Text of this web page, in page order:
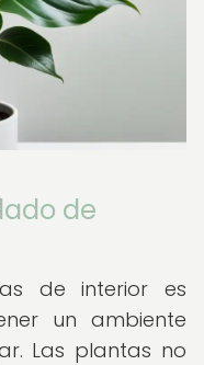
de
de interior es
un ambiente
Las plantas no